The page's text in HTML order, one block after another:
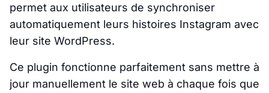
permet aux utilisateurs de synchroniser
automatiquement leurs histoires Instagram avec
leur site WordPress.
Ce plugin fonctionne parfaitement sans mettre à
jour manuellement le site web à chaque fois que